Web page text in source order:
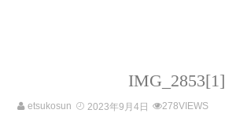
IMG_2853[1]
etsukosun 2023年9月4日 278VIEWS